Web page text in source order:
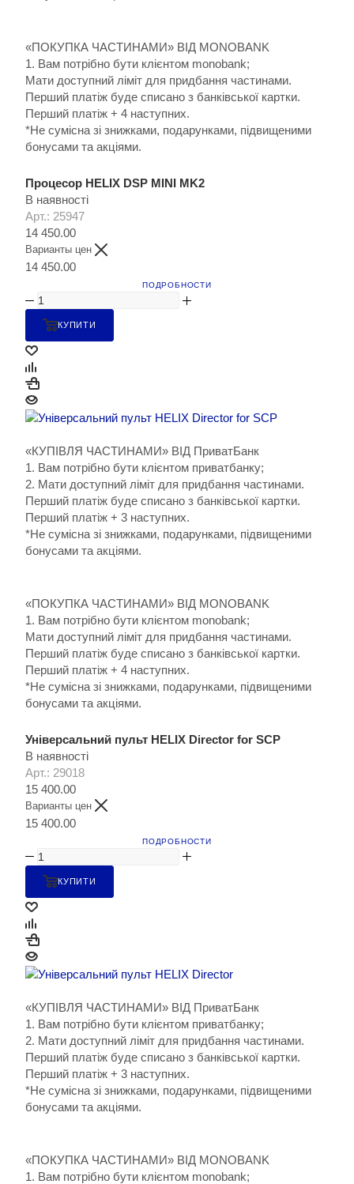
«ПОКУПКА ЧАСТИНАМИ» ВІД MONOBANK
1. Вам потрібно бути клієнтом monobank;
Мати доступний ліміт для придбання частинами.
Перший платіж буде списано з банківської картки.
Перший платіж + 4 наступних.
*Не сумісна зі знижками, подарунками, підвищеними
бонусами та акціями.
Процесор HELIX DSP MINI MK2
В наявності
Арт.: 25947
14 450.00
Варианты цен
14 450.00
ПОДРОБНОСТИ
КУПИТИ
«КУПІВЛЯ ЧАСТИНАМИ» ВІД ПриватБанк
1. Вам потрібно бути клієнтом приватбанку;
2. Мати доступний ліміт для придбання частинами.
Перший платіж буде списано з банківської картки.
Перший платіж + 3 наступних.
*Не сумісна зі знижками, подарунками, підвищеними
бонусами та акціями.
«ПОКУПКА ЧАСТИНАМИ» ВІД MONOBANK
1. Вам потрібно бути клієнтом monobank;
Мати доступний ліміт для придбання частинами.
Перший платіж буде списано з банківської картки.
Перший платіж + 4 наступних.
*Не сумісна зі знижками, подарунками, підвищеними
бонусами та акціями.
Універсальний пульт HELIX Director for SCP
В наявності
Арт.: 29018
15 400.00
Варианты цен
15 400.00
ПОДРОБНОСТИ
КУПИТИ
«КУПІВЛЯ ЧАСТИНАМИ» ВІД ПриватБанк
1. Вам потрібно бути клієнтом приватбанку;
2. Мати доступний ліміт для придбання частинами.
Перший платіж буде списано з банківської картки.
Перший платіж + 3 наступних.
*Не сумісна зі знижками, подарунками, підвищеними
бонусами та акціями.
«ПОКУПКА ЧАСТИНАМИ» ВІД MONOBANK
1. Вам потрібно бути клієнтом monobank;